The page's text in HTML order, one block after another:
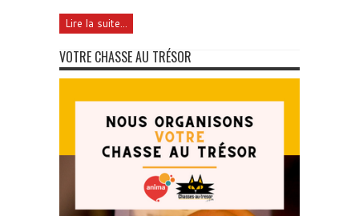
Lire la suite...
VOTRE CHASSE AU TRÉSOR